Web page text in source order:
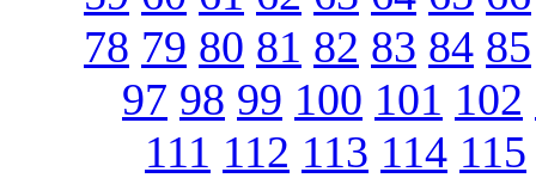
78 79 80 81 82 83 84 85
97 98 99 100 101 102
111 112 113 114 115